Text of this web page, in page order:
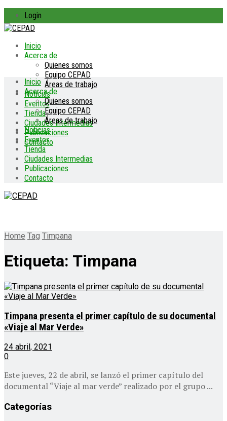
Login
Inicio
Acerca de
Quienes somos
Equipo CEPAD
Áreas de trabajo
Noticias
Eventos
Tienda
Ciudades Intermedias
Publicaciones
Contacto
Inicio
Acerca de
Quienes somos
Equipo CEPAD
Áreas de trabajo
Noticias
Eventos
Tienda
Ciudades Intermedias
Publicaciones
Contacto
Home Tag Timpana
Etiqueta: Timpana
Timpana presenta el primer capítulo de su documental
«Viaje al Mar Verde»
24 abril, 2021
0
Este jueves, 22 de abril, se lanzó el primer capítulo del
documental “Viaje al mar verde” realizado por el grupo ...
Categorías